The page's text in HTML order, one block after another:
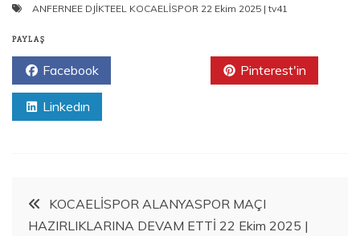
ANFERNEE DJİKTEEL KOCAELİSPOR 22 Ekim 2025 | tv41
PAYLAŞ
Facebook Pinterest'in
Linkedın
KOCAELİSPOR ALANYASPOR MAÇI
HAZIRLIKLARINA DEVAM ETTİ 22 Ekim 2025 |